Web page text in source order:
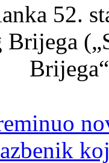
52.